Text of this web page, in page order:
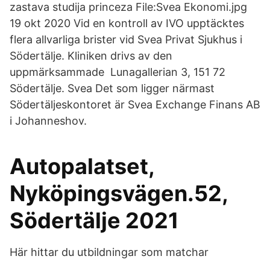
zastava studija princeza File:Svea Ekonomi.jpg
19 okt 2020 Vid en kontroll av IVO upptäcktes
flera allvarliga brister vid Svea Privat Sjukhus i
Södertälje. Kliniken drivs av den
uppmärksammade Lunagallerian 3, 151 72
Södertälje. Svea Det som ligger närmast
Södertäljeskontoret är Svea Exchange Finans AB
i Johanneshov.
Autopalatset,
Nyköpingsvägen.52,
Södertälje 2021
Här hittar du utbildningar som matchar